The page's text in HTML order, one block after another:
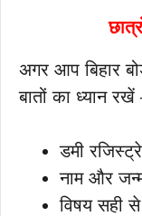
अगर आप बिहार
बातों का ध्यान रखें
डमी
नाम और
विषय सही